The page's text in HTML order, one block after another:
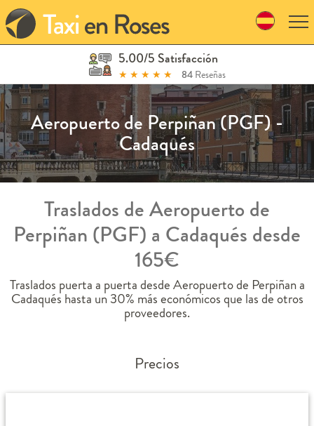
Skip
to
navigation
Skip
5.00/5 Satisfacción
★ ★ ★ ★ ★ 84Reseñas
Aeropuerto de Perpiñan (PGF) -
Cadaqués
Traslados de Aeropuerto de
Perpiñan (PGF) a Cadaqués desde
165€
Traslados puerta a puerta desde Aeropuerto de Perpiñan a
Cadaqués hasta un 30% más económicos que las de otros
proveedores.
Precios